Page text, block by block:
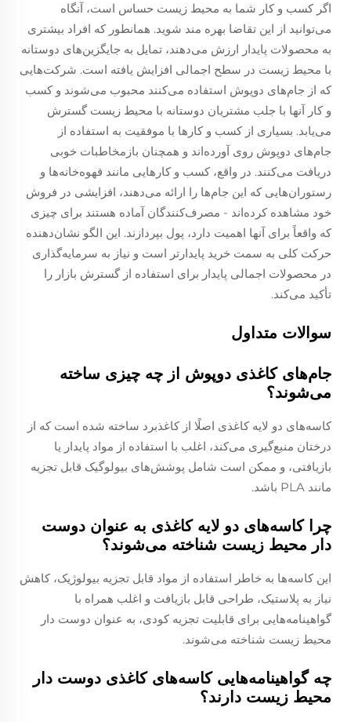
اگر کسب و کار شما به محیط زیست حساس است، آنگاه
می‌توانید از این تقاضا بهره مند شوید. همانطور که افراد بیشتری
به محصولات پایدار ارزش می‌دهند، تمایل به جایگزین‌های دوستانه
با محیط زیست در سطح اجمالی افزایش یافته است. شرکت‌هایی
که از جام‌های دوپوش استفاده می‌کنند محبوب می‌شوند و کسب
و کار آنها با جلب مشتریان دوستانه با محیط زیست گسترش
می‌یابد. بسیاری از کسب و کارها با موفقیت به استفاده از
جام‌های دوپوش روی آورده‌اند و همچنان بازمخاطبات خوبی
دریافت می‌کنند. در واقع، کسب و کارهایی مانند قهوه‌خانه‌ها و
رستوران‌هایی که این جام‌ها را ارائه می‌دهند، افزایشی در فروش
خود مشاهده کرده‌اند - مصرف‌کنندگان آماده هستند برای چیزی
که واقعاً برای آنها اهمیت دارد، پول بپردازند. این الگو نشان‌دهنده
حرکت کلی به سمت خرید پایدارتر است و نیاز به سرمایه‌گذاری
در محصولات اجمالی پایدار برای استفاده از گسترش بازار را
تأکید می‌کند.
سوالات متداول
جام‌های کاغذی دوپوش از چه چیزی ساخته
می‌شوند؟
کاسه‌های دو لایه کاغذی اصلًا از کاغذبرد ساخته شده است که از
درختان منبع‌گیری می‌کند، اغلب با استفاده از مواد پایدار یا
بازیافتی، و ممکن است شامل پوشش‌های بیولوگیک قابل تجزیه
مانند PLA باشد.
چرا کاسه‌های دو لایه کاغذی به عنوان دوست
دار محیط زیست شناخته می‌شوند؟
این کاسه‌ها به خاطر استفاده از مواد قابل تجزیه بیولوژیک، کاهش
نیاز به پلاستیک، طراحی قابل بازیافت و اغلب همراه با
گواهینامه‌هایی برای قابلیت تجزیه کودی، به عنوان دوست دار
محیط زیست شناخته می‌شوند.
چه گواهینامه‌هایی کاسه‌های کاغذی دوست دار
محیط زیست دارند؟